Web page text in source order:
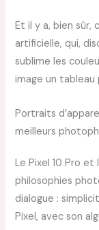
Et il y a, bien sûr,
artificielle, qui,
sublime les
image un
Portraits
meilleurs
Le Pixel 10 Pro et
philosophies
dialogue :
Pixel, avec son